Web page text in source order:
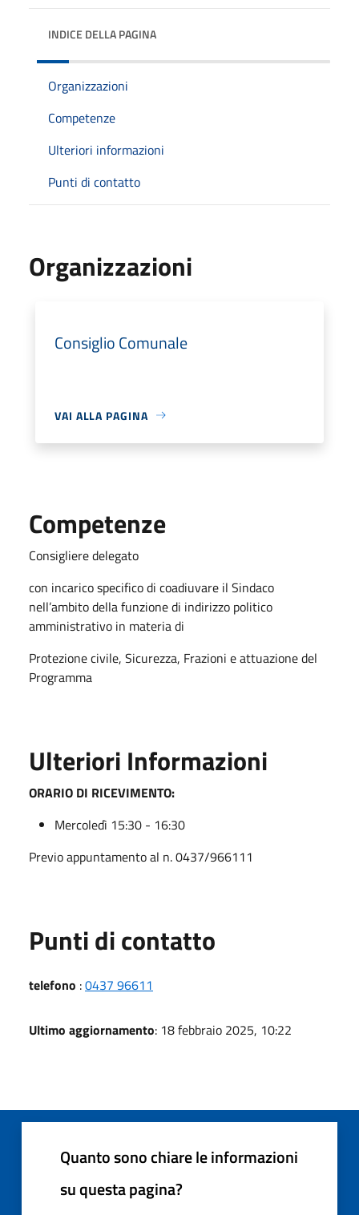
INDICE DELLA PAGINA
Organizzazioni
Competenze
Ulteriori informazioni
Punti di contatto
Organizzazioni
Consiglio Comunale
VAI ALLA PAGINA
Competenze
Consigliere delegato
con incarico specifico di coadiuvare il Sindaco
nell’ambito della funzione di indirizzo politico
amministrativo in materia di
Protezione civile, Sicurezza, Frazioni e attuazione del
Programma
Ulteriori Informazioni
ORARIO DI RICEVIMENTO:
Mercoledì 15:30 - 16:30
Previo appuntamento al n. 0437/966111
Punti di contatto
telefono :0437 96611
Ultimo aggiornamento: 18 febbraio 2025, 10:22
Quanto sono chiare le informazioni
su questa pagina?